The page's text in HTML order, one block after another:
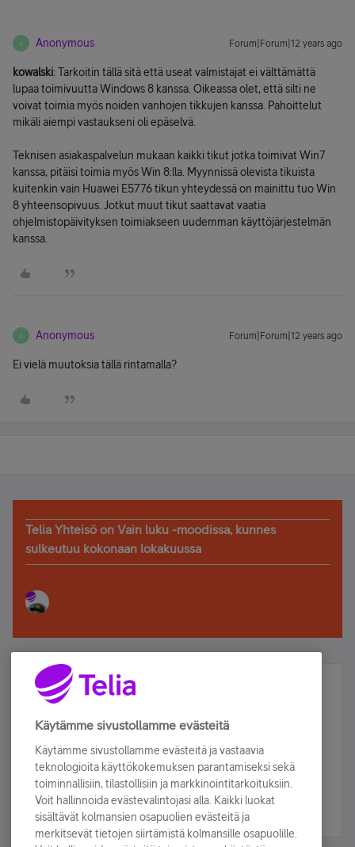
A Anonymous Forum|Forum|12 years ago
kowalski: Tarkoitin tällä sitä että useat valmistajat ei välttämättä
lupaa toimivuutta Windows 8 kanssa. Oikeassa olet, että silti ne
voivat toimia myös noiden vanhojen tikkujen kanssa. Pahoittelut
mikäli aiempi vastaukseni oli epäselvä.
Teknisen asiakaspalvelun mukaan kaikki tikut jotka toimivat Win7
kanssa, pitäisi toimia myös Win 8:lla. Myynnissä olevista tikuista
kuitenkin vain Huawei E5776 tikun yhteydessä on mainittu tuo Win
8 yhteensopivuus. Jotkut muut tikut saattavat vaatia
ohjelmistopäivityksen toimiakseen uudemman käyttöjärjestelmän
kanssa.
A Anonymous Forum|Forum|12 years ago
Ei vielä muutoksia tällä rintamalla?
Telia Yhteisö on Vain luku -moodissa, kunnes
sulkeutuu kokonaan lokakuussa
Älä jää paitsi – osallistu ja voita!
Tilaa Telian uutiskirje ja olet mukana arvonnassa.
sähköpostiisi.
Tilaa nyt
Käytämme sivustollamme evästeitä
Käytämme sivustollamme evästeitä ja vastaavia
teknologioita käyttökokemuksen parantamiseksi sekä
toiminnallisiin, tilastollisiin ja markkinointitarkoituksiin.
Voit hallinnoida evästevalintojasi alla. Kaikki luokat
sisältävät kolmansien osapuolien evästeitä ja
merkitsevät tietojen siirtämistä kolmansille osapuolille.